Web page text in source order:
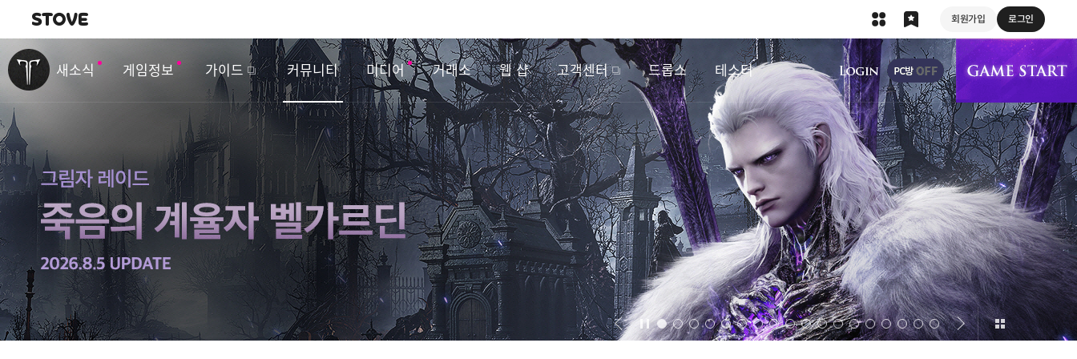
회원가입 로그인
내비게이션
새소식 게임정보 가이드 커뮤니티 미디어 거래소 웹 샵 고객센터 드롭스 테스터
상단 메뉴
벤
트
&
업
데
이
트